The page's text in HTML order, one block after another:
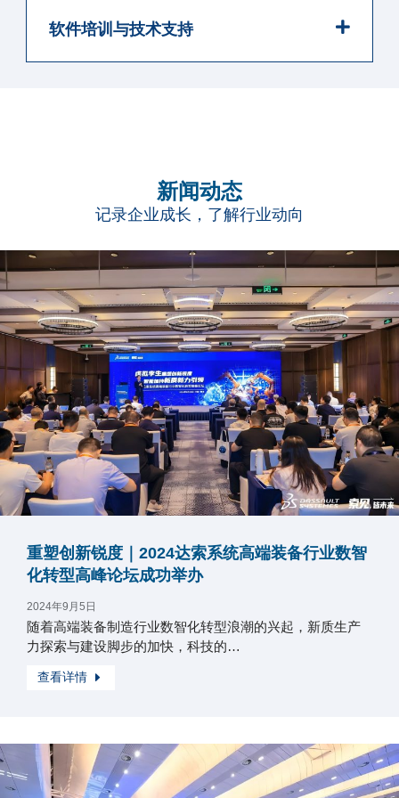
软件培训与技术支持​
新闻动态
记录企业成长，了解行业动向
重塑创新锐度｜2024达索系统高端装备行业数智
化转型高峰论坛成功举办
2024年9月5日
随着高端装备制造行业数智化转型浪潮的兴起，新质生产
力探索与建设脚步的加快，科技的…
查看详情